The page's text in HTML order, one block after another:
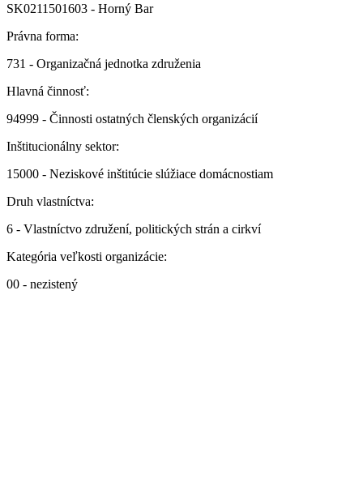
SK0211501603 - Horný Bar
Právna forma:
731 - Organizačná jednotka združenia
Hlavná činnosť:
94999 - Činnosti ostatných členských organizácií
Inštitucionálny sektor:
15000 - Neziskové inštitúcie slúžiace domácnostiam
Druh vlastníctva:
6 - Vlastníctvo združení, politických strán a cirkví
Kategória veľkosti organizácie:
00 - nezistený